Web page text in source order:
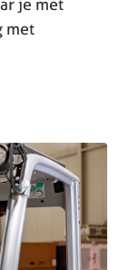
met